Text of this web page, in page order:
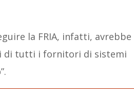
la FRIA, infatti, avrebbe
di tutti i fornitori di sistemi